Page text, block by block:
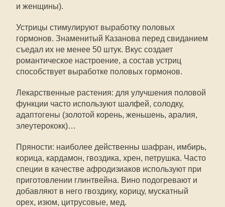
и женщины).
Устрицы стимулируют выработку половых
гормонов. Знаменитый Казанова перед свиданием
съедал их не менее 50 штук. Вкус создает
романтическое настроение, а состав устриц
способствует выработке половых гормонов.
Лекарственные растения: для улучшения половой
функции часто используют шалфей, солодку,
адаптогены (золотой корень, женьшень, аралия,
элеутерококк)…
Пряности: наиболее действенны шафран, имбирь,
корица, кардамон, гвоздика, хрен, петрушка. Часто
специи в качестве афродизиаков используют при
приготовлении глинтвейна. Вино подогревают и
добавляют в него гвоздику, корицу, мускатный
орех, изюм, цитрусовые, мед.